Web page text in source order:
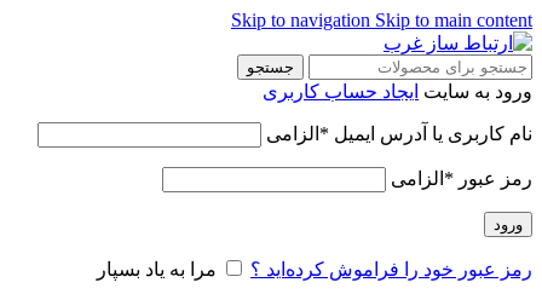
Skip to navigation Skip to main content
جستجو
ورود به سایت ایجاد حساب کاربری
نام کاربری یا آدرس ایمیل * الزامی
رمز عبور * الزامی
ورود
رمز عبور خود را فراموش کرده‌اید ؟ مرا به یاد بسپار